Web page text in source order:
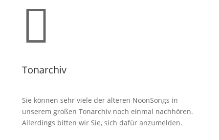

Tonarchiv
Sie können sehr viele der älteren NoonSongs in
unserem großen Tonarchiv noch einmal nachhören.
Allerdings bitten wir Sie, sich dafür anzumelden.